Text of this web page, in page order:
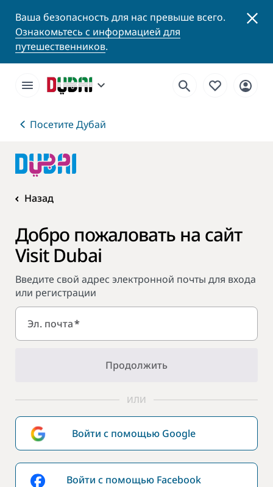
Ваша безопасность для нас превыше всего.
Ознакомьтесь с информацией для
путешественников.
Посетите Дубай
Назад
Добро пожаловать на сайт
Visit Dubai
Введите свой адрес электронной почты для входа
или регистрации
Эл. почта*
Продолжить
ИЛИ
Войти с помощью Google
Войти с помощью Facebook